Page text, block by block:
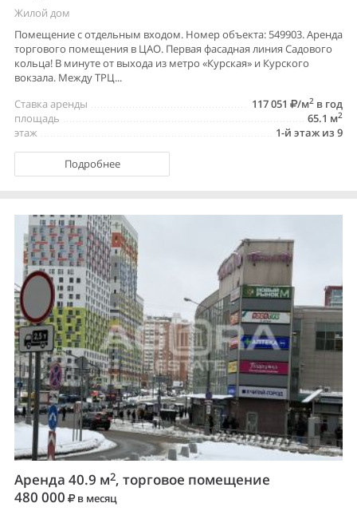
Жилой дом
Помещение с отдельным входом. Номер объекта: 549903. Аренда
торгового помещения в ЦАО. Первая фасадная линия Садового
кольца! В минуте от выхода из метро «Курская» и Курского
вокзала. Между ТРЦ...
117 051
/м2 в год
Ставка аренды
65.1 м2
площадь
1-й этаж из 9
этаж
Подробнее
Аренда 40.9 м2, торговое помещение
480 000
в месяц